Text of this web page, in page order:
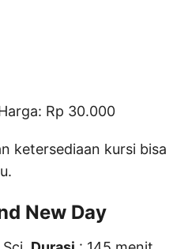
Rp 30.000
ketersediaan kursi bisa
New Day